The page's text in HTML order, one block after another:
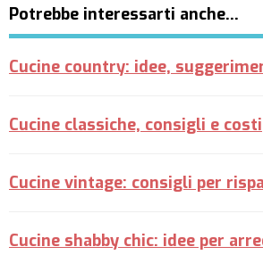
Potrebbe interessarti anche…
Cucine country: idee,
Cucine classiche, consigli e costi
Cucine vintage: consigli per
Cucine shabby chic: idee per